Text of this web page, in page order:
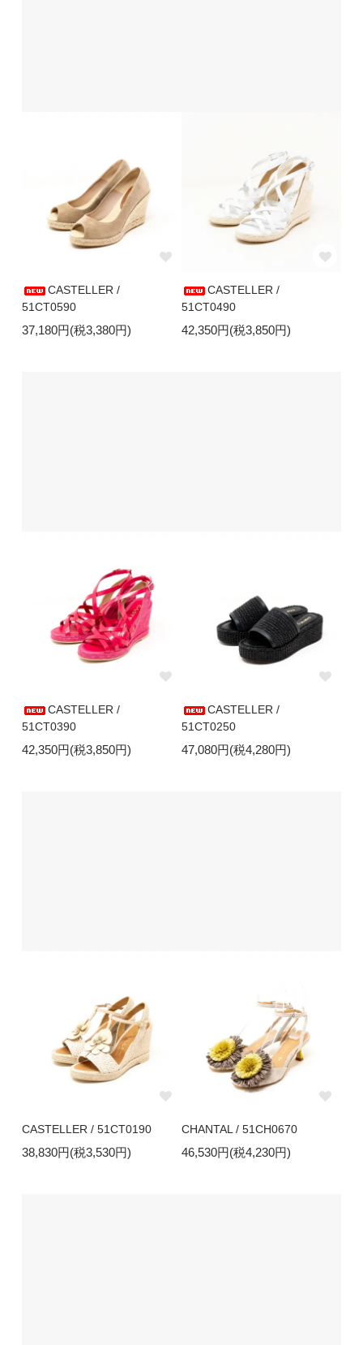
CASTELLER /
51CT0590
37,180円(税3,380円)
CASTELLER /
51CT0490
42,350円(税3,850円)
CASTELLER /
51CT0390
42,350円(税3,850円)
CASTELLER /
51CT0250
47,080円(税4,280円)
CASTELLER / 51CT0190
38,830円(税3,530円)
CHANTAL / 51CH0670
46,530円(税4,230円)